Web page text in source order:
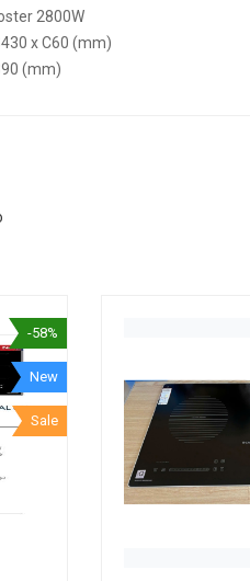
2800W
x C60 (mm)
(mm)
-58%
New
Sale